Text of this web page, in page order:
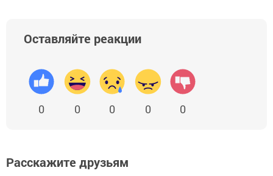
Оставляйте реакции
0 0 0 0 0
Расскажите друзьям